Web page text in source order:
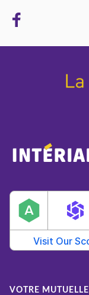
VOTRE MUTUELLE